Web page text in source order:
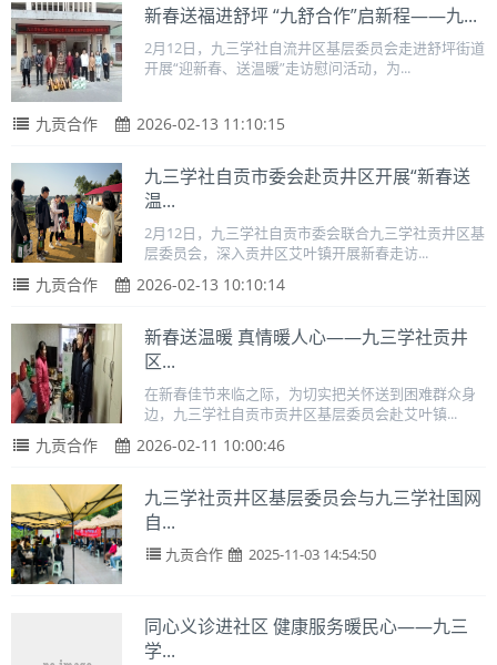
新春送福进舒坪 “九舒合作”启新程——九...
2月12日，九三学社自流井区基层委员会走进舒坪街道
开展“迎新春、送温暖”走访慰问活动，为...
九贡合作 2026-02-13 11:10:15
九三学社自贡市委会赴贡井区开展“新春送
温...
2月12日，九三学社自贡市委会联合九三学社贡井区基
层委员会，深入贡井区艾叶镇开展新春走访...
九贡合作 2026-02-13 10:10:14
新春送温暖 真情暖人心——九三学社贡井
区...
在新春佳节来临之际，为切实把关怀送到困难群众身
边，九三学社自贡市贡井区基层委员会赴艾叶镇...
九贡合作 2026-02-11 10:00:46
九三学社贡井区基层委员会与九三学社国网
自...
九贡合作 2025-11-03 14:54:50
同心义诊进社区 健康服务暖民心——九三
学...